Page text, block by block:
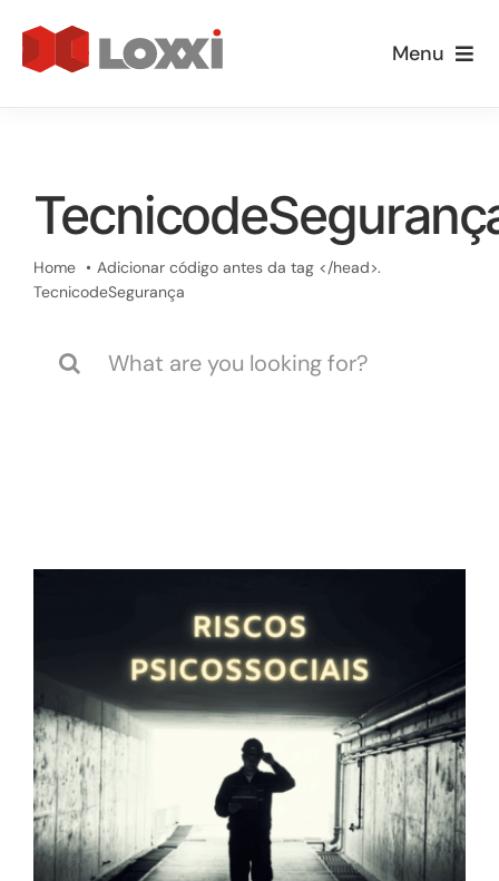
para
Menu
Home
Adicionar código antes da tag </head>.
TecnicodeSegurança
resultados